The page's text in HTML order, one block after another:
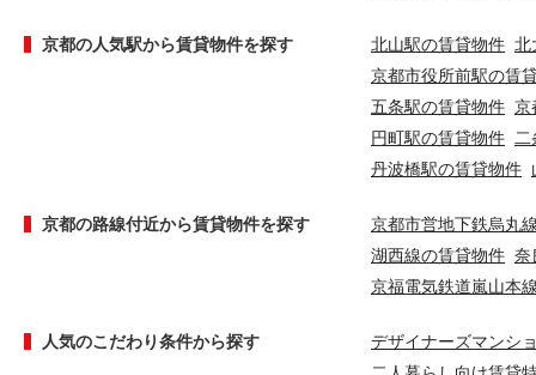
京都の人気駅から賃貸物件を探す 北山駅の賃貸物件 北
京都市役所前駅の賃
五条駅の賃貸物件 京
円町駅の賃貸物件
丹波橋駅の賃貸物件
京都の路線付近から賃貸物件を探す
京都市営地下鉄烏丸
湖西線の賃貸物件 奈
京福電気鉄道嵐山本
人気のこだわり条件から探す
デザイナーズマンシ